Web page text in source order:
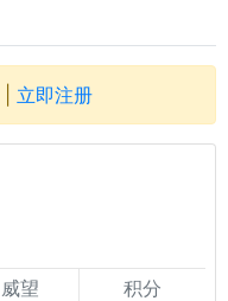
立即注册
威望
积分